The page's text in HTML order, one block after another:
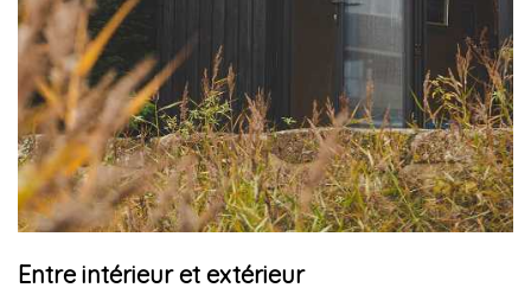
Entre intérieur et extérieur